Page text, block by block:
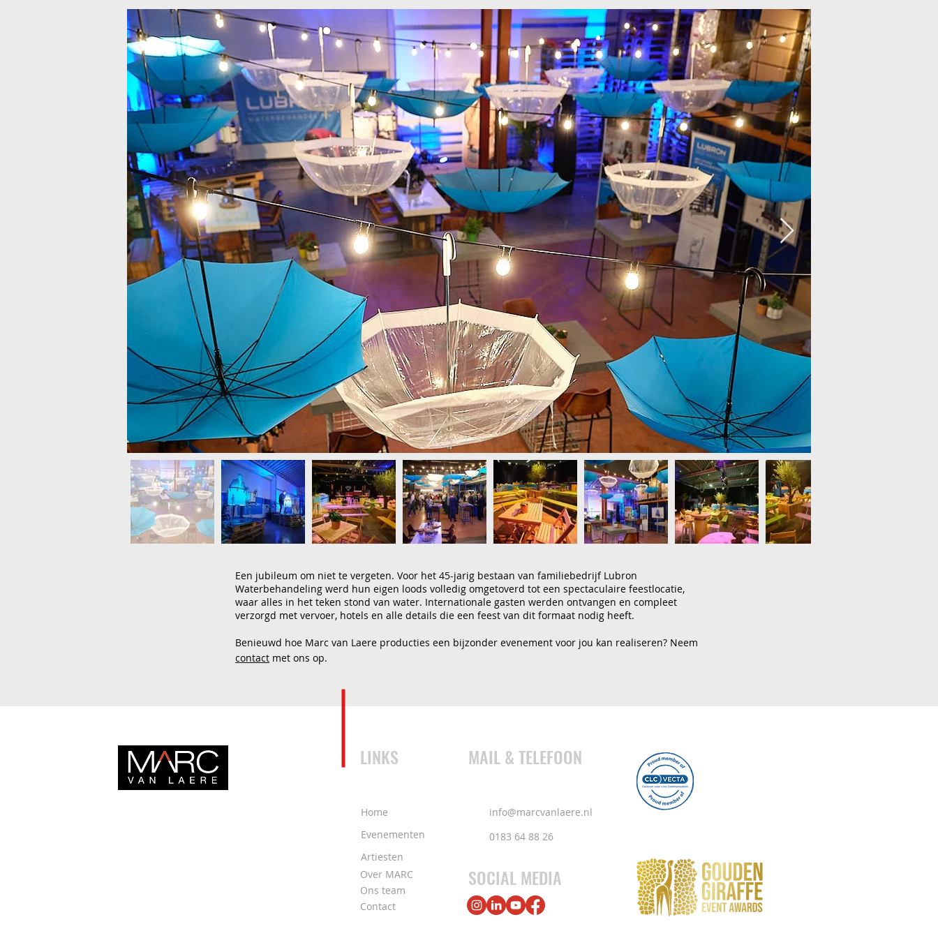
Een jubileum om niet te vergeten. Voor het 45-jarig bestaan van familiebedrijf Lubron
Waterbehandeling werd hun eigen loods volledig omgetoverd tot een spectaculaire feestlocatie,
waar alles in het teken stond van water. Internationale gasten werden ontvangen en compleet
verzorgd met vervoer, hotels en alle details die een feest van dit formaat nodig heeft.
Benieuwd hoe Marc van Laere producties een bijzonder evenement voor jou kan realiseren? Neem
contact met ons op.
LINKS MAIL & TELEFOON
Home
Evenementen
info@marcvanlaere.nl
0183 64 88 26
Artiesten
Over MARC
Ons team
Contact
SOCIAL MEDIA